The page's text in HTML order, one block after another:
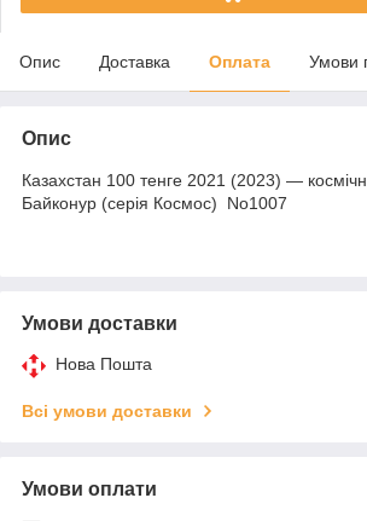
Опис Доставка Оплата Умови
Опис
Казахстан 100 тенге 2021 (2023) —
Байконур (серія Космос) No1007
Умови доставки
Нова Пошта
Всі умови доставки
Умови оплати